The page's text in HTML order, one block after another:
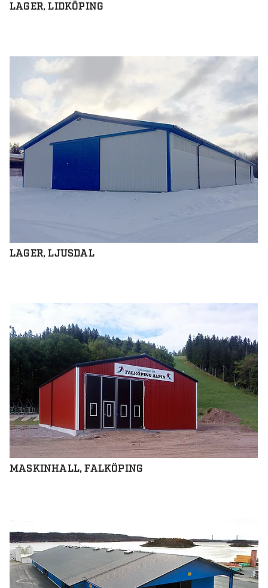
LAGER, LIDKÖPING
LAGER, LJUSDAL
MASKINHALL, FALKÖPING